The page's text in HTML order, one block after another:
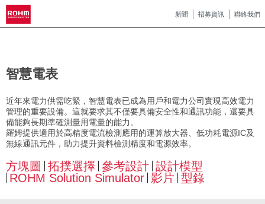
新聞 招募資訊 聯絡我們
智慧電表
近年來電力供需吃緊，智慧電表已成為用戶和電力公司實現高效電力
管理的重要設備。這就要求其不僅要具備安全性和通訊功能，還要具
備能夠長期準確測量用電量的能力。
羅姆提供適用於高精度電流檢測應用的運算放大器、低功耗電源IC及
無線通訊元件，助力提升資料檢測精度和電源效率。
方塊圖 拓撲選擇 參考設計 設計模型
ROHM Solution Simulator 影片 型錄